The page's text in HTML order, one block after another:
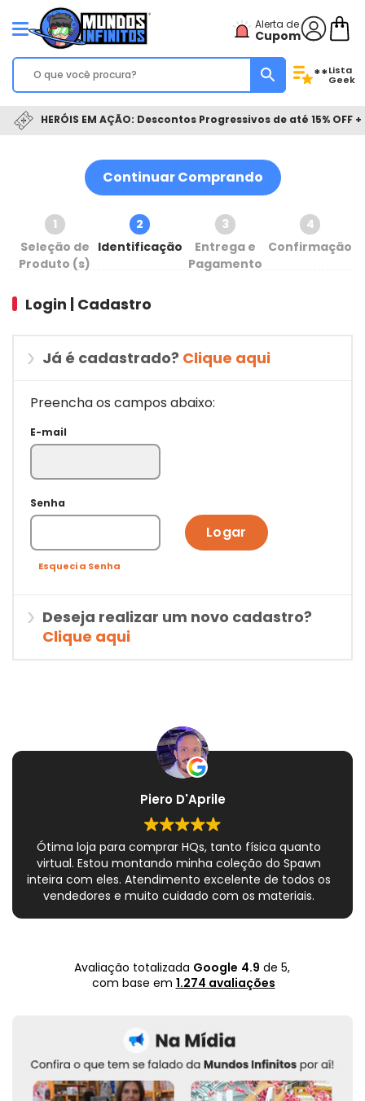
Alerta de
Cupom
**Lista
Geek
HERÓIS EM AÇÃO: Descontos Progressivos de até 15% OFF
Continuar Comprando
1
Seleção de
Produto (s)
2
Identificação
3
Entrega e
Pagamento
4
Confirmação
Login | Cadastro
Já é cadastrado? Clique aqui
Preencha os campos abaixo:
E-mail
Senha
Logar
Esqueci a Senha
Deseja realizar um novo cadastro?
Clique aqui
Piero D'Aprile
Ótima loja para comprar HQs, tanto física quanto
virtual. Estou montando minha coleção do Spawn
inteira com eles. Atendimento excelente de todos os
vendedores e muito cuidado com os materiais.
Avaliação totalizada Google 4.9 de 5,
com base em 1.274 avaliações